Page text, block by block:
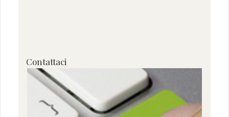
Contattaci